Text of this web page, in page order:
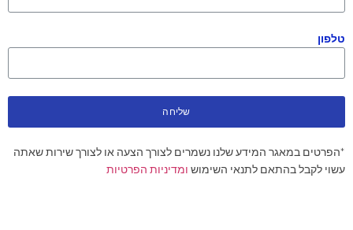
טלפון
שליחה
*הפרטים במאגר המידע שלנו נשמרים לצורך הצעה או לצורך שירות שאתה
עשוי לקבל בהתאם לתנאי השימוש ומדיניות הפרטיות